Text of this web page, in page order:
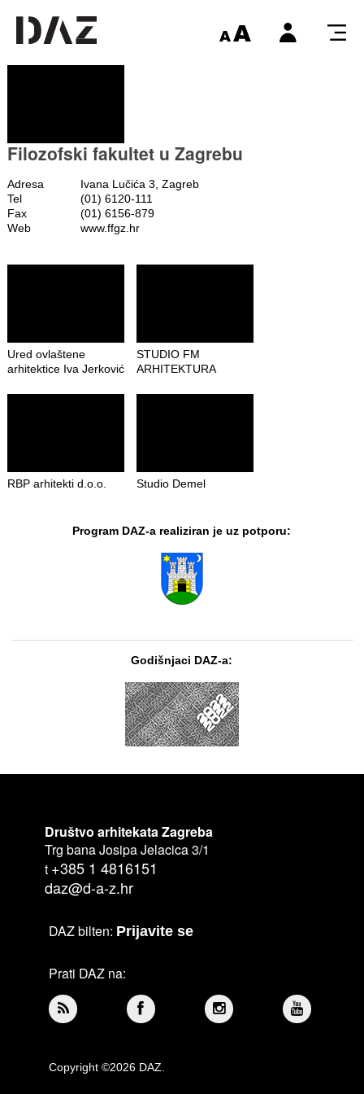
Filozofski fakultet u Zagrebu
Adresa
Ivana Lučića 3, Zagreb
Tel
(01) 6120-111
Fax
(01) 6156-879
Web
www.ffgz.hr
Ured ovlaštene
arhitektice Iva Jerković
STUDIO FM
ARHITEKTURA
RBP arhitekti d.o.o. Studio Demel
Program DAZ-a realiziran je uz potporu:
Godišnjaci DAZ-a:
Društvo arhitekata Zagreba
Trg bana Josipa Jelacica 3/1
t +385 1 4816151
daz@d-a-z.hr
DAZ bilten: Prijavite se
Prati DAZ na:
Copyright ©2026 DAZ.